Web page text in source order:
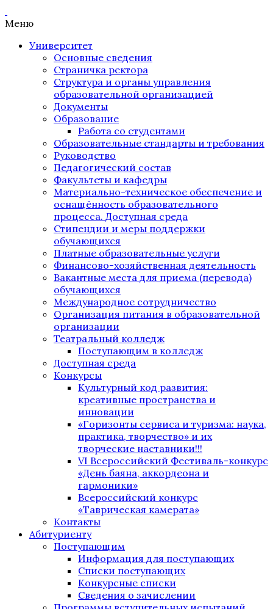
Меню
Университет
Основные сведения
Страничка ректора
Структура и органы управления
образовательной организацией
Документы
Образование
Работа со студентами
Образовательные стандарты и требования
Руководство
Педагогический состав
Факультеты и кафедры
Материально-техническое обеспечение и
оснащённость образовательного
процесса. Доступная среда
Стипендии и меры поддержки
обучающихся
Платные образовательные услуги
Финансово-хозяйственная деятельность
Вакантные места для приема (перевода)
обучающихся
Международное сотрудничество
Организация питания в образовательной
организации
Театральный колледж
Поступающим в колледж
Доступная среда
Конкурсы
Культурный код развития:
креативные пространства и
инновации
«Горизонты сервиса и туризма: наука,
практика, творчество» и их
творческие наставники!!!
VI Всероссийский Фестиваль-конкурс
«День баяна, аккордеона и
гармоники»
Всероссийский конкурс
«Таврическая камерата»
Контакты
Абитуриенту
Поступающим
Информация для поступающих
Списки поступающих
Конкурсные списки
Сведения о зачислении